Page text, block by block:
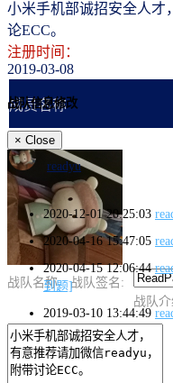
小米手机部诚招安全人才
论ECC。
注册时间：
2019-03-08
成员名称
readyu
2020-12-01 20:25:03
2020-04-16 15:47:05
2020-04-15 12:06:44
到题]
2019-03-10 13:44:49
战队信息修改
× Close
战队名称:
战队签名:
战队